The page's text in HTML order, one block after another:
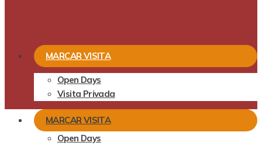
MARCAR VISITA
Open Days
Visita Privada
MARCAR VISITA
Open Days